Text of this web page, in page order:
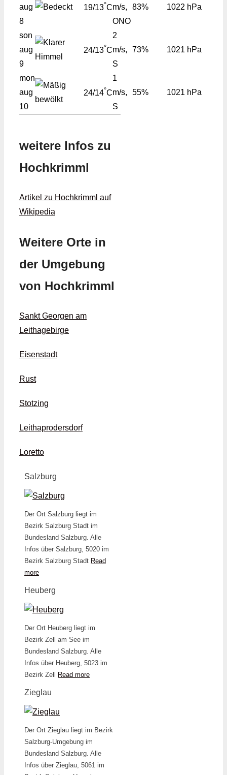
aug
8
19/13°Cm/s,
ONO
83% 1022 hPa
son
aug
9
24/13°C
2
m/s,
S
73% 1021 hPa
mon
aug
10
24/14°C
1
m/s,
S
55% 1021 hPa
weitere Infos zu
Hochkrimml
Artikel zu Hochkrimml auf
Wikipedia
Weitere Orte in
der Umgebung
von Hochkrimml
Sankt Georgen am
Leithagebirge
Eisenstadt
Rust
Stotzing
Leithaprodersdorf
Loretto
Salzburg
Der Ort Salzburg liegt im
Bezirk Salzburg Stadt im
Bundesland Salzburg. Alle
Infos über Salzburg, 5020 im
Bezirk Salzburg Stadt Read
more
Heuberg
Der Ort Heuberg liegt im
Bezirk Zell am See im
Bundesland Salzburg. Alle
Infos über Heuberg, 5023 im
Bezirk Zell Read more
Zieglau
Der Ort Zieglau liegt im Bezirk
Salzburg-Umgebung im
Bundesland Salzburg. Alle
Infos über Zieglau, 5061 im